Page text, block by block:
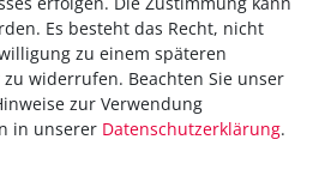
Es besteht das Recht, nicht
zu einem späteren
widerrufen. Beachten Sie unser
zur Verwendung
in unserer Daten­schutz­erklärung.